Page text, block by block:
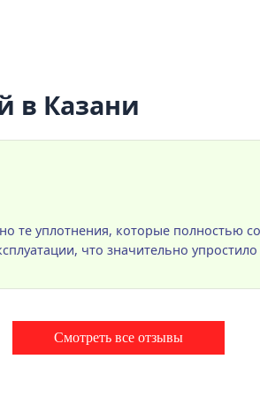
в Казани
те уплотнения, которые полностью
что значительно
Смотреть все отзывы